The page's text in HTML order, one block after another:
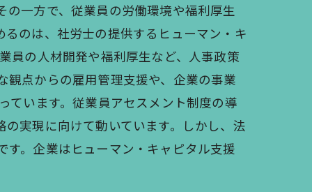
一方で、従業員の労働環境や福利厚生
のは、社労士の提供するヒューマン・キ
員の人材開発や福利厚生など、人事政策
点からの雇用管理支援や、企業の事業
ています。従業員アセスメント制度の導
実現に向けて動いています。しかし、法
。企業はヒューマン・キャピタル支援